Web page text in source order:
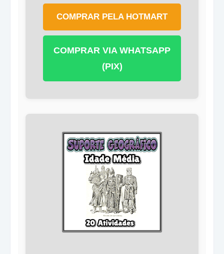
COMPRAR PELA HOTMART
COMPRAR VIA WHATSAPP
(PIX)